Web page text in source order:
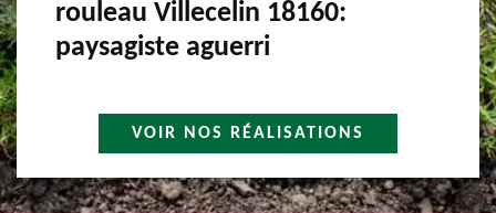
rouleau Villecelin 18160:
paysagiste aguerri
VOIR NOS RÉALISATIONS